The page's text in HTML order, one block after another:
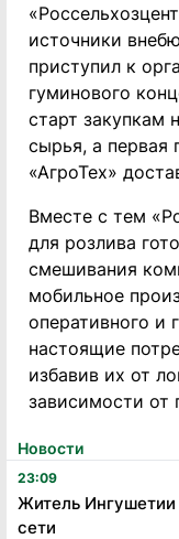
Новости
23:09
Житель
сети
источники
приступил к
гуминового
старт закупкам
сырья, а первая
«АгроТех»
Вместе с тем
для розлива
смешивания
мобильное
оперативного и
настоящие
избавив их от
зависимости от